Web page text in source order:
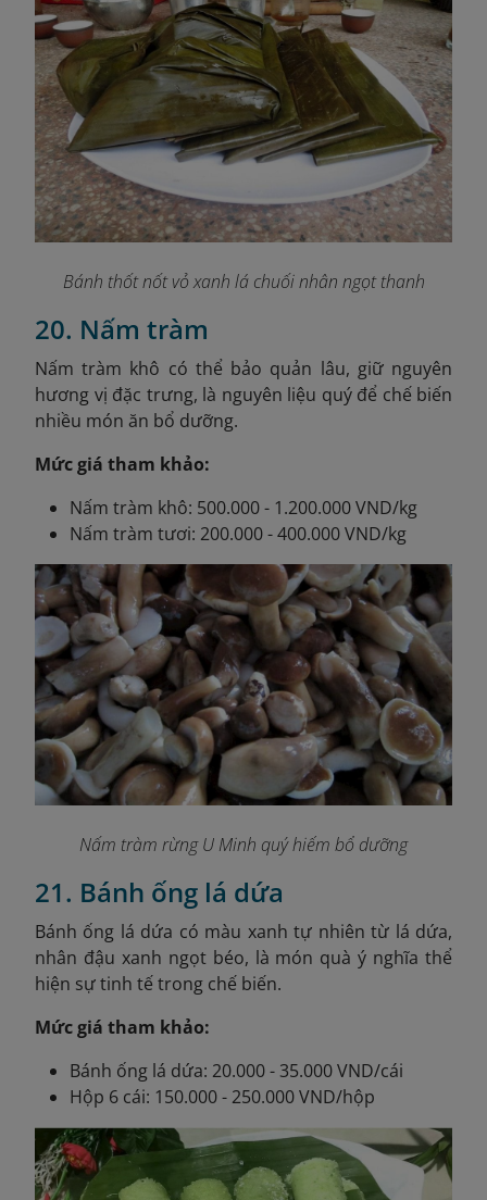
Bánh thốt nốt vỏ xanh lá chuối nhân ngọt thanh
20. Nấm tràm
Nấm tràm khô có thể bảo quản lâu, giữ nguyên
hương vị đặc trưng, là nguyên liệu quý để chế biến
nhiều món ăn bổ dưỡng.
Mức giá tham khảo:
Nấm tràm khô: 500.000 - 1.200.000 VND/kg
Nấm tràm tươi: 200.000 - 400.000 VND/kg
Nấm tràm rừng U Minh quý hiếm bổ dưỡng
21. Bánh ống lá dứa
Bánh ống lá dứa có màu xanh tự nhiên từ lá dứa,
nhân đậu xanh ngọt béo, là món quà ý nghĩa thể
hiện sự tinh tế trong chế biến.
Mức giá tham khảo:
Bánh ống lá dứa: 20.000 - 35.000 VND/cái
Hộp 6 cái: 150.000 - 250.000 VND/hộp